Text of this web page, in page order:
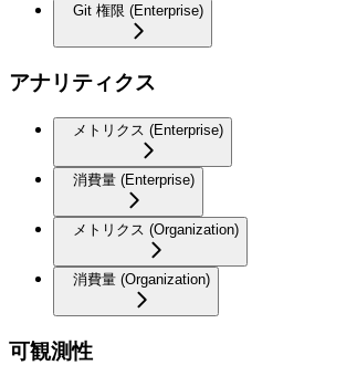
Git 権限 (Enterprise)
アナリティクス
メトリクス (Enterprise)
消費量 (Enterprise)
メトリクス (Organization)
消費量 (Organization)
可観測性